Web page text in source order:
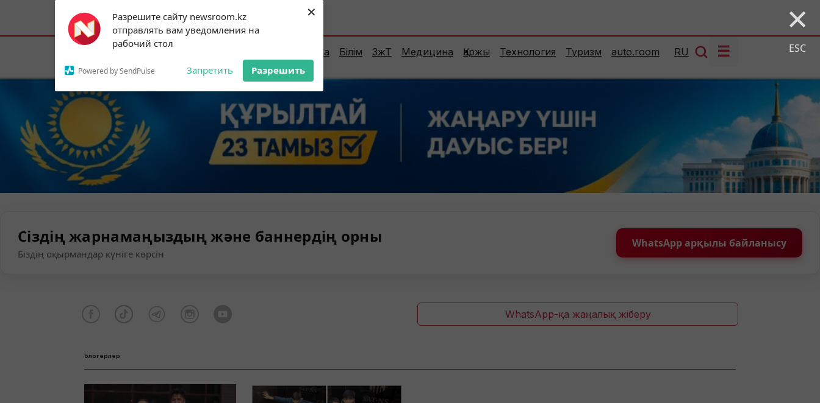
Разрешите сайту newsroom.kz
отправлять вам уведомления на
рабочий стол
Powered by SendPulse Запретить Разрешить
× ×
ESC
Subscribe to our
notifications!
To enable permission prompts, click on
the notification icon
Астана:14°C Алматы:23°C
Сараптама Білім ЗжТ Медицина Қаржы Технология Туризм auto.room RU ☰
Сіздің жарнамаңыздың және баннердің орны
Біздің оқырмандар күніге көрсін
WhatsApp арқылы байланысу
WhatsApp-қа жаңалық жіберу
блогерлер